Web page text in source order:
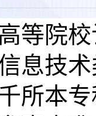
院校
息技
所本